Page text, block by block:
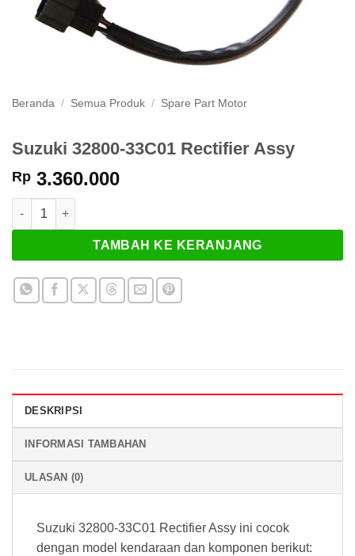
Beranda / Semua Produk / Spare Part Motor
Suzuki 32800-33C01 Rectifier Assy
Rp 3.360.000
Kuantitas Suzuki 32800-33C01 Rectifier Assy
TAMBAH KE KERANJANG
DESKRIPSI
INFORMASI TAMBAHAN
ULASAN (0)
Suzuki 32800-33C01 Rectifier Assy ini cocok
dengan model kendaraan dan komponen berikut: